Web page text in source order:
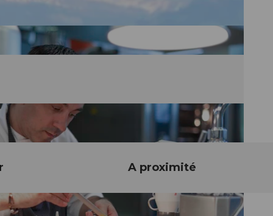
A proximité